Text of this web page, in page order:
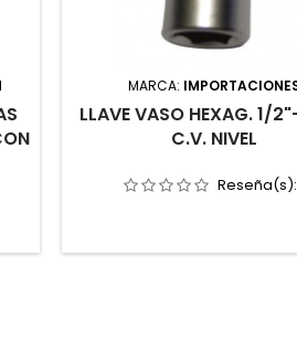
MARCA:
LLAVE VASO HEXAG. 1/
C.V. NIVEL